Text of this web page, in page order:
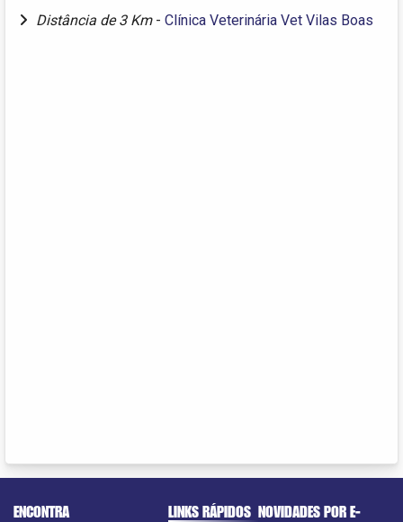
Distância de 3 Km - Clínica Veterinária Vet Vilas Boas
ENCONTRA
LINKS RÁPIDOS NOVIDADES POR E-